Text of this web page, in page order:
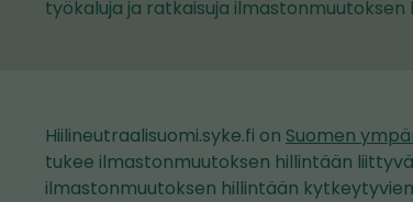
työkaluja ja ratkaisuja ilmastonmuutoksen
Hiilineutraalisuomi.syke.fi on Suomen
tukee ilmastonmuutoksen hillintään
ilmastonmuutoksen hillintään